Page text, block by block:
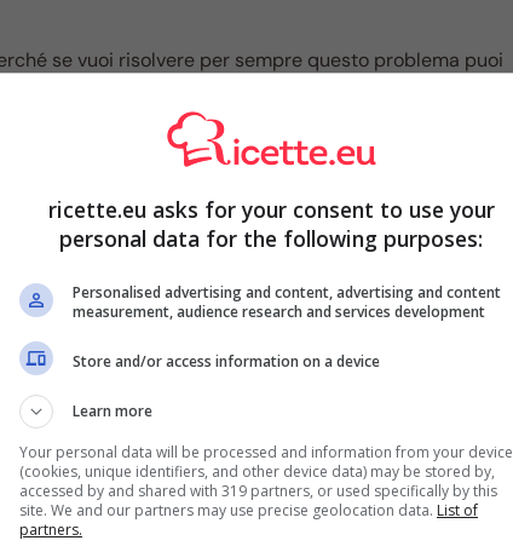
se vuoi risolvere per sempre questo problema puoi
esce sempre dalla pentola
articolo, quest’oggi vogliamo svelarti untrucchetto
la cucina più pulita e perfettamente ordinata. Di
la pasta,
l’acqua tende a debordare dalla pentola
perché da oggi in poi i tuoi guai sono risolti! Sì,
simili problemi. Provare per credere!
ricette.eu asks for your consent to use your
personal data for the following purposes:
Personalised advertising and content, advertising and content
measurement, audience research and services development
Store and/or access information on a device
Learn more
Your personal data will be processed and information from your device
(cookies, unique identifiers, and other device data) may be stored by,
accessed by and shared with 319 partners, or used specifically by this
site. We and our partners may use precise geolocation data. List of
partners.